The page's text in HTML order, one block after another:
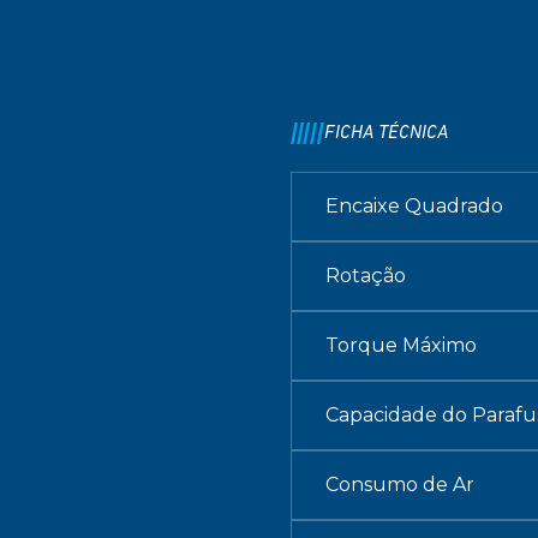
FICHA TÉCNICA
Encaixe Quadrado
Rotação
Torque Máximo
Capacidade do
Consumo de Ar